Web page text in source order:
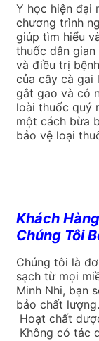
Y học hiện đại
chương trình
giúp tìm hiểu
thuốc dân
và điều trị
của cây cà gai
gắt gao và có
loài thuốc quý
một cách bừa
bảo vệ loại
Khách
Chúng Tôi
Chúng tôi là
sạch từ mọi
Minh Nhi, bạn
bảo chất lượng.
Hoạt chất
Không có tác